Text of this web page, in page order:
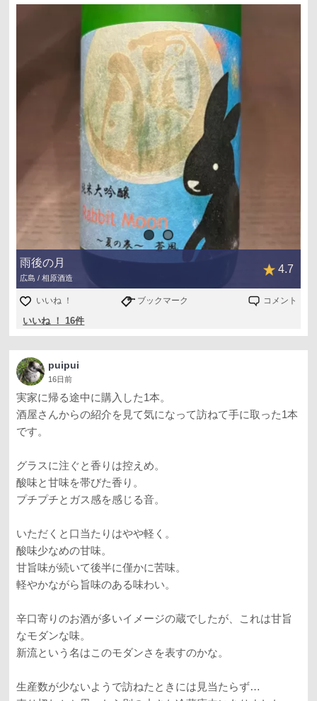
雨後の月
広島 / 相原酒造
4.7
いいね ！ ブックマーク コメント
いいね ！ 16件
puipui
16日前
実家に帰る途中に購入した1本。
酒屋さんからの紹介を見て気になって訪ねて手に取った1本
です。
グラスに注ぐと香りは控えめ。
酸味と甘味を帯びた香り。
プチプチとガス感を感じる音。
いただくと口当たりはやや軽く。
酸味少なめの甘味。
甘旨味が続いて後半に僅かに苦味。
軽やかながら旨味のある味わい。
辛口寄りのお酒が多いイメージの蔵でしたが、これは甘旨
なモダンな味。
新流という名はこのモダンさを表すのかな。
生産数が少ないようで訪ねたときには見当たらず…